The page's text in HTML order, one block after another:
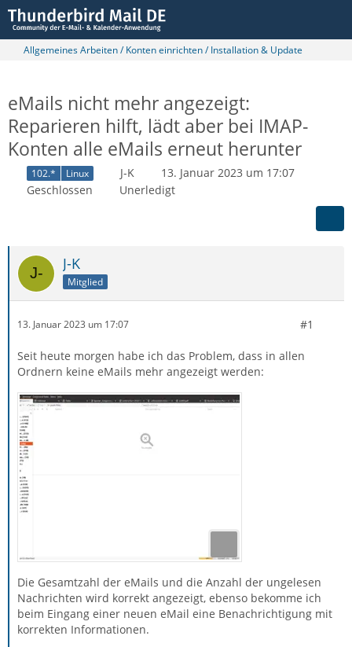
Allgemeines Arbeiten / Konten einrichten / Installation & Update
eMails nicht mehr angezeigt:
Reparieren hilft, lädt aber bei IMAP-
Konten alle eMails erneut herunter
102.* Linux J-K
13. Januar 2023 um 17:07
Geschlossen
Unerledigt
J-K
Mitglied
13. Januar 2023 um 17:07 #1
Seit heute morgen habe ich das Problem, dass in allen
Ordnern keine eMails mehr angezeigt werden:
Die Gesamtzahl der eMails und die Anzahl der ungelesen
Nachrichten wird korrekt angezeigt, ebenso bekomme ich
beim Eingang einer neuen eMail eine Benachrichtigung mit
korrekten Informationen.